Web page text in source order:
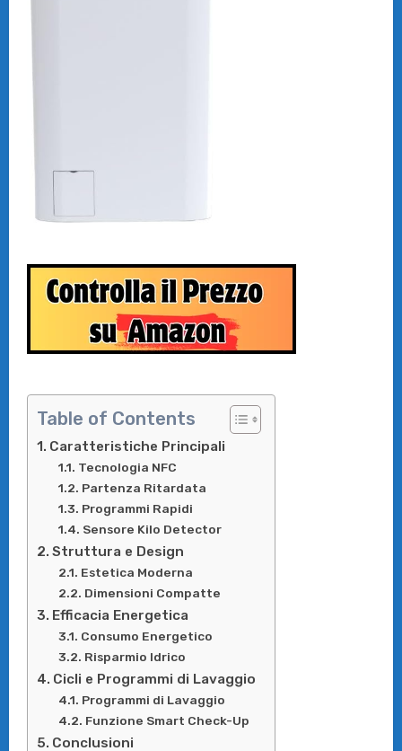
Table of Contents
Caratteristiche Principali
Tecnologia NFC
Partenza Ritardata
Programmi Rapidi
Sensore Kilo Detector
Struttura e Design
Estetica Moderna
Dimensioni Compatte
Efficacia Energetica
Consumo Energetico
Risparmio Idrico
Cicli e Programmi di Lavaggio
Programmi di Lavaggio
Funzione Smart Check-Up
Conclusioni